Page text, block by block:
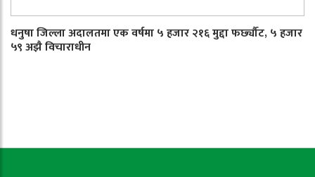
धनुषा जिल्ला अदालतमा एक वर्षमा ५ हजार २१६ मुद्दा फर्छ्यौट, ५ हजार
५९ अझै विचाराधीन